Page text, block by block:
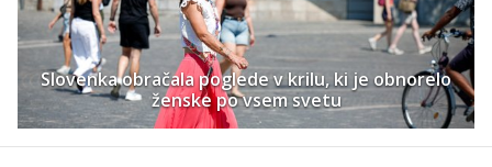
Slovenka obračala poglede v krilu, ki je obnorelo
ženske po vsem svetu